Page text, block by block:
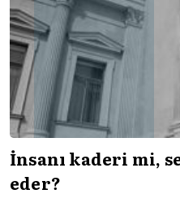
İnsanı kaderi mi,
eder?